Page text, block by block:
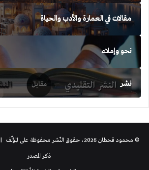
مقالات في العمارة والأدب والحياة
نحو وإملاء
نشر
© محمود قحطان 2026، حقوق النّشر محفوظة على المؤلّف |
ذكر المصدر